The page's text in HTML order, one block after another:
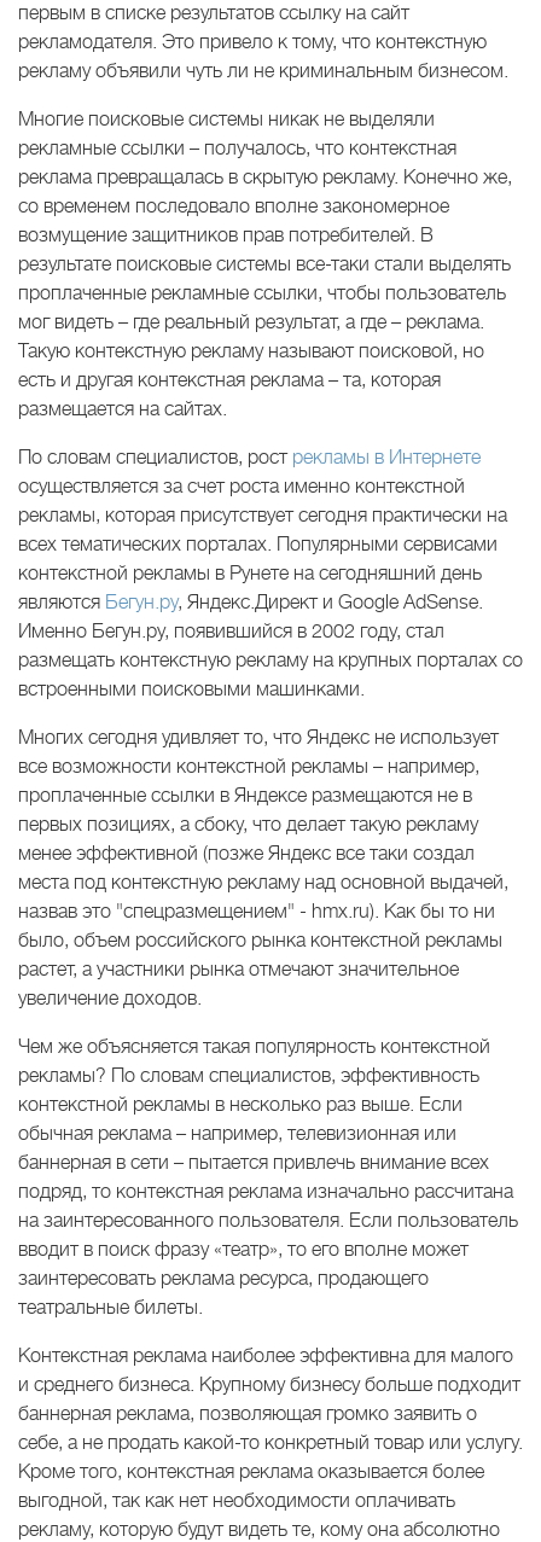
первым в списке результатов ссылку на сайт
рекламодателя. Это привело к тому, что контекстную
рекламу объявили чуть ли не криминальным бизнесом.
Многие поисковые системы никак не выделяли
рекламные ссылки – получалось, что контекстная
реклама превращалась в скрытую рекламу. Конечно же,
со временем последовало вполне закономерное
возмущение защитников прав потребителей. В
результате поисковые системы все-таки стали выделять
проплаченные рекламные ссылки, чтобы пользователь
мог видеть – где реальный результат, а где – реклама.
Такую контекстную рекламу называют поисковой, но
есть и другая контекстная реклама – та, которая
размещается на сайтах.
По словам специалистов, рост рекламы в Интернете
осуществляется за счет роста именно контекстной
рекламы, которая присутствует сегодня практически на
всех тематических порталах. Популярными сервисами
контекстной рекламы в Рунете на сегодняшний день
являются Бегун.ру, Яндекс.Директ и Google AdSense.
Именно Бегун.ру, появившийся в 2002 году, стал
размещать контекстную рекламу на крупных порталах со
встроенными поисковыми машинками.
Многих сегодня удивляет то, что Яндекс не использует
все возможности контекстной рекламы – например,
проплаченные ссылки в Яндексе размещаются не в
первых позициях, а сбоку, что делает такую рекламу
менее эффективной (позже Яндекс все таки создал
места под контекстную рекламу над основной выдачей,
назвав это "спецразмещением" - hmx.ru). Как бы то ни
было, объем российского рынка контекстной рекламы
растет, а участники рынка отмечают значительное
увеличение доходов.
Чем же объясняется такая популярность контекстной
рекламы? По словам специалистов, эффективность
контекстной рекламы в несколько раз выше. Если
обычная реклама – например, телевизионная или
баннерная в сети – пытается привлечь внимание всех
подряд, то контекстная реклама изначально рассчитана
на заинтересованного пользователя. Если пользователь
вводит в поиск фразу «театр», то его вполне может
заинтересовать реклама ресурса, продающего
театральные билеты.
Контекстная реклама наиболее эффективна для малого
и среднего бизнеса. Крупному бизнесу больше подходит
баннерная реклама, позволяющая громко заявить о
себе, а не продать какой-то конкретный товар или услугу.
Кроме того, контекстная реклама оказывается более
выгодной, так как нет необходимости оплачивать
рекламу, которую будут видеть те, кому она абсолютно